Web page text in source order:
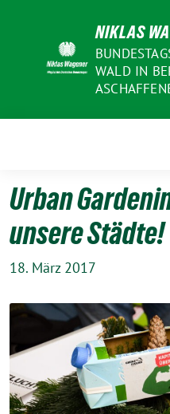
NIKLAS
WALD IN
Urban
unsere Städte!
18. März 2017